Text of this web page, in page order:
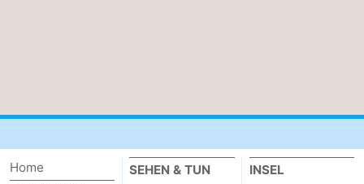
Home
SEHEN & TUN
INSEL